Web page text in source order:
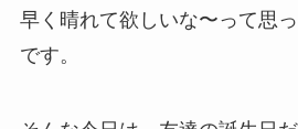
早く晴れて欲しいな〜って思
です。